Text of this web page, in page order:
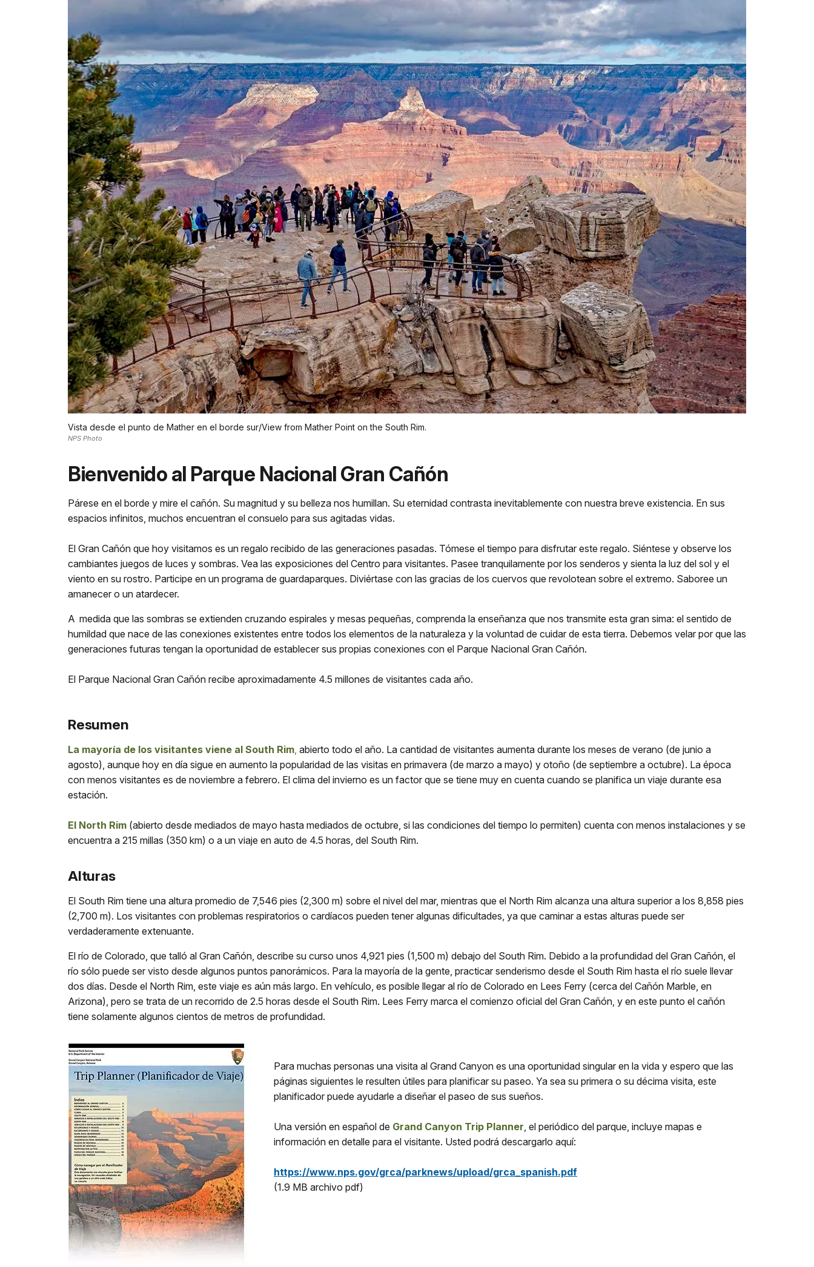
Vista desde el punto de Mather en el borde sur/View from Mather Point on the South Rim.
NPS Photo
Bienvenido al Parque Nacional Gran Cañón
Párese en el borde y mire el cañón. Su magnitud y su belleza nos humillan. Su eternidad contrasta inevitablemente con nuestra breve existencia. En sus
espacios infinitos, muchos encuentran el consuelo para sus agitadas vidas.
El Gran Cañón que hoy visitamos es un regalo recibido de las generaciones pasadas. Tómese el tiempo para disfrutar este regalo. Siéntese y observe los
cambiantes juegos de luces y sombras. Vea las exposiciones del Centro para visitantes. Pasee tranquilamente por los senderos y sienta la luz del sol y el
viento en su rostro. Participe en un programa de guardaparques. Diviértase con las gracias de los cuervos que revolotean sobre el extremo. Saboree un
amanecer o un atardecer.
A medida que las sombras se extienden cruzando espirales y mesas pequeñas, comprenda la enseñanza que nos transmite esta gran sima: el sentido de
humildad que nace de las conexiones existentes entre todos los elementos de la naturaleza y la voluntad de cuidar de esta tierra. Debemos velar por que las
generaciones futuras tengan la oportunidad de establecer sus propias conexiones con el Parque Nacional Gran Cañón.
El Parque Nacional Gran Cañón recibe aproximadamente 4.5 millones de visitantes cada año.
Resumen
La mayoría de los visitantes viene al South Rim, abierto todo el año. La cantidad de visitantes aumenta durante los meses de verano (de junio a
agosto), aunque hoy en día sigue en aumento la popularidad de las visitas en primavera (de marzo a mayo) y otoño (de septiembre a octubre). La época
con menos visitantes es de noviembre a febrero. El clima del invierno es un factor que se tiene muy en cuenta cuando se planifica un viaje durante esa
estación.
El North Rim (abierto desde mediados de mayo hasta mediados de octubre, si las condiciones del tiempo lo permiten) cuenta con menos instalaciones y se
encuentra a 215 millas (350 km) o a un viaje en auto de 4.5 horas, del South Rim.
Alturas
El South Rim tiene una altura promedio de 7,546 pies (2,300 m) sobre el nivel del mar, mientras que el North Rim alcanza una altura superior a los 8,858 pies
(2,700 m). Los visitantes con problemas respiratorios o cardíacos pueden tener algunas dificultades, ya que caminar a estas alturas puede ser
verdaderamente extenuante.
El río de Colorado, que talló al Gran Cañón, describe su curso unos 4,921 pies (1,500 m) debajo del South Rim. Debido a la profundidad del Gran Cañón, el
río sólo puede ser visto desde algunos puntos panorámicos. Para la mayoría de la gente, practicar senderismo desde el South Rim hasta el río suele llevar
dos días. Desde el North Rim, este viaje es aún más largo. En vehículo, es posible llegar al río de Colorado en Lees Ferry (cerca del Cañón Marble, en
Arizona), pero se trata de un recorrido de 2.5 horas desde el South Rim. Lees Ferry marca el comienzo oficial del Gran Cañón, y en este punto el cañón
tiene solamente algunos cientos de metros de profundidad.
Para muchas personas una visita al Grand Canyon es una oportunidad singular en la vida y espero que las
páginas siguientes le resulten útiles para planificar su paseo. Ya sea su primera o su décima visita, este
planificador puede ayudarle a diseñar el paseo de sus sueños.
Una versión en español de Grand Canyon Trip Planner, el periódico del parque, incluye mapas e
información en detalle para el visitante. Usted podrá descargarlo aquí:
https://www.nps.gov/grca/parknews/upload/grca_spanish.pdf
(1.9 MB archivo pdf)